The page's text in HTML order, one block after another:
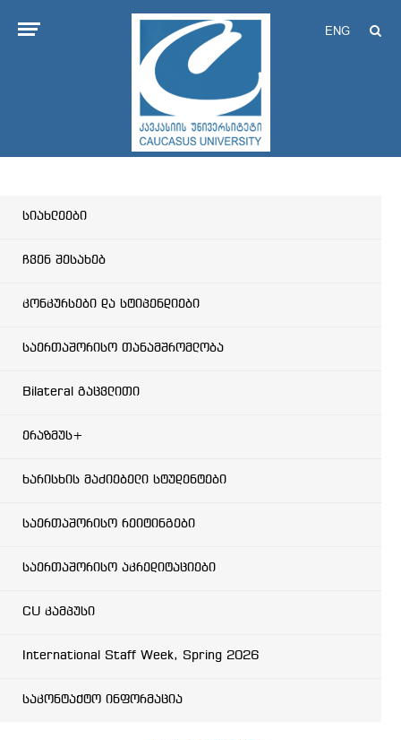
ENG
სიახლეები
ჩვენ შესახებ
კონკურსები და სტიპენდიები
საერთაშორისო თანამშრომლობა
Bilateral გაცვლითი
ერაზმუს+
ხარისხის მაძიებელი სტუდენტები
საერთაშორისო რეიტინგები
საერთაშორისო აკრედიტაციები
CU კამპუსი
International Staff Week, Spring 2026
საკონტაქტო ინფორმაცია